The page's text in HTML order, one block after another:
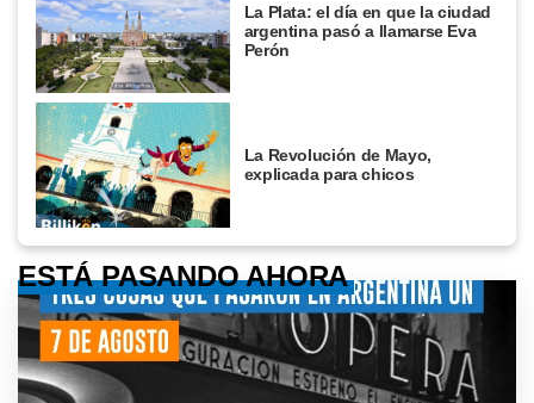
La Plata: el día en que la ciudad
argentina pasó a llamarse Eva
Perón
La Revolución de Mayo,
explicada para chicos
ESTÁ PASANDO AHORA